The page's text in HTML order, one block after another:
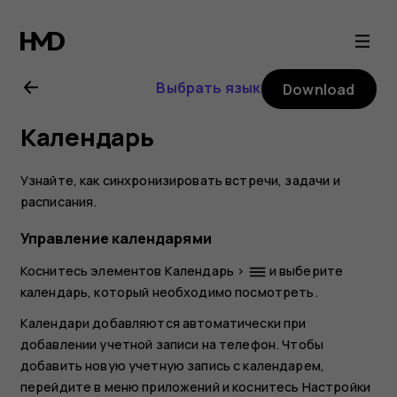
Nokia
X10
user
guide
Выбрать язык Download
Календарь
Узнайте, как синхронизировать встречи, задачи и
расписания.
Управление календарями
Коснитесь элементов Календарь > dehaze и выберите
календарь, который необходимо посмотреть.
Календари добавляются автоматически при
добавлении учетной записи на телефон. Чтобы
добавить новую учетную запись с календарем,
перейдите в меню приложений и коснитесь Настройки